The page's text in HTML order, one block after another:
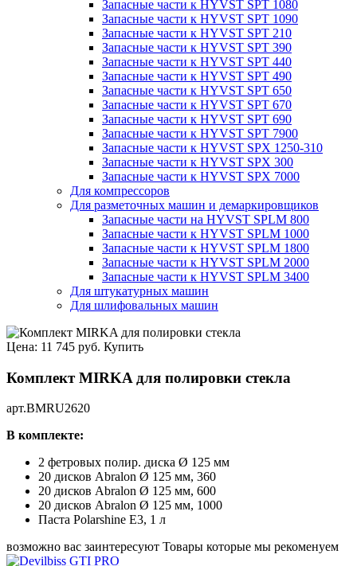
Запасные части к HYVST SPT 1080
Запасные части к HYVST SPT 1090
Запасные части к HYVST SPT 210
Запасные части к HYVST SPT 390
Запасные части к HYVST SPT 440
Запасные части к HYVST SPT 490
Запасные части к HYVST SPT 650
Запасные части к HYVST SPT 670
Запасные части к HYVST SPT 690
Запасные части к HYVST SPT 7900
Запасные части к HYVST SPX 1250-310
Запасные части к HYVST SPX 300
Запасные части к HYVST SPX 7000
Для компрессоров
Для разметочных машин и демаркировщиков
Запасные части на HYVST SPLM 800
Запасные части к HYVST SPLM 1000
Запасные части к HYVST SPLM 1800
Запасные части к HYVST SPLM 2000
Запасные части к HYVST SPLM 3400
Для штукатурных машин
Для шлифовальных машин
Цена: 11 745 руб. Купить
Комплект MIRKA для полировки стекла
арт.BMRU2620
В комплекте:
2 фетровых полир. диска Ø 125 мм
20 дисков Abralon Ø 125 мм, 360
20 дисков Abralon Ø 125 мм, 600
20 дисков Abralon Ø 125 мм, 1000
Паста Polarshine E3, 1 л
возможно вас заинтересуют Товары которые мы рекоменуем